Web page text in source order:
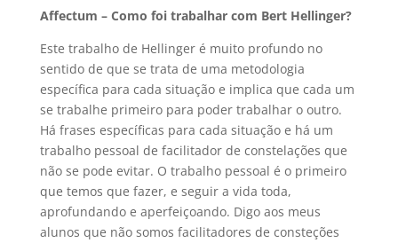
Affectum – Como foi trabalhar com Bert Hellinger?
Este trabalho de Hellinger é muito profundo no
sentido de que se trata de uma metodologia
específica para cada situação e implica que cada um
se trabalhe primeiro para poder trabalhar o outro.
Há frases específicas para cada situação e há um
trabalho pessoal de facilitador de constelações que
não se pode evitar. O trabalho pessoal é o primeiro
que temos que fazer, e seguir a vida toda,
aprofundando e aperfeiçoando. Digo aos meus
alunos que não somos facilitadores de consteções